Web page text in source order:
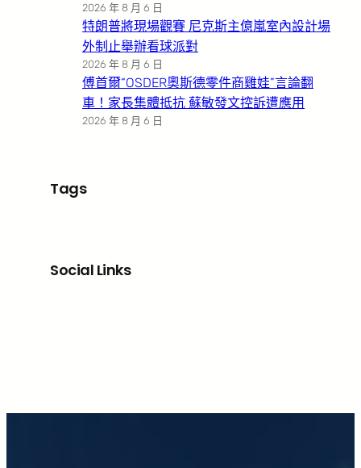
2026 年 8 月 6 日
特朗普將現場觀賽 尼克斯主億嵐室內設計場
外制止舉辦看球派對
2026 年 8 月 6 日
傅首爾“OSDER奧斯德零件商雞娃”言論翻
車！家長集體抵抗 蘇敏發文控訴遭應用
2026 年 8 月 6 日
Tags
Social Links